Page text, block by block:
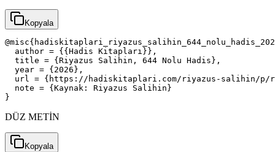
Kopyala
  author = {{Hadis Kitapları}},
  title = {Riyazus Salihin, 644 Nolu Hadis},
  year = {2026},
url = {https://hadiskitaplari.com/riyazus-salihin/
  note = {Kaynak: Riyazus Salihin}
}
DÜZ METİN
Kopyala